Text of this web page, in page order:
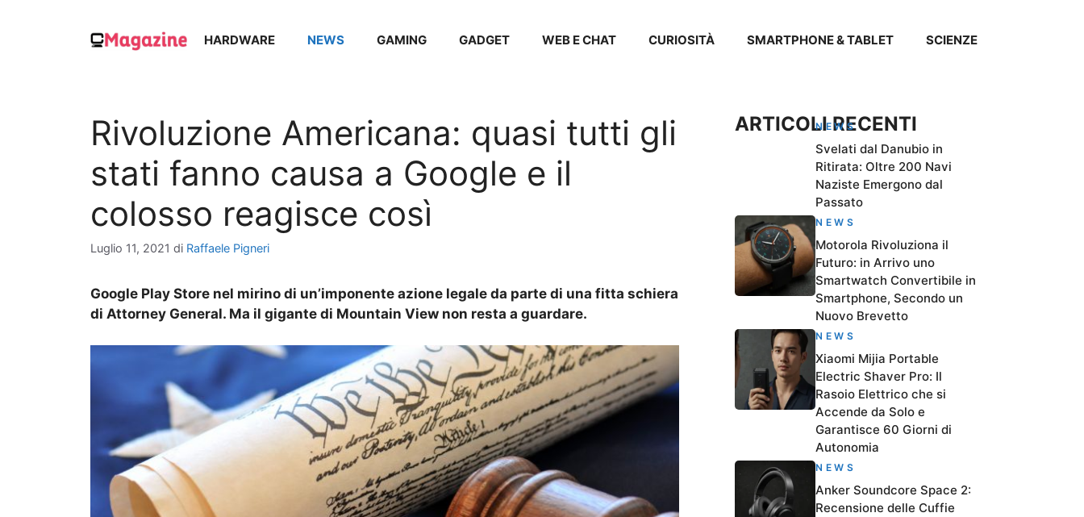
HARDWARE NEWS GAMING GADGET WEB E CHAT CURIOSITÀ SMARTPHONE & TABLET SCIENZE
Rivoluzione Americana: quasi tutti gli
stati fanno causa a Google e il
colosso reagisce così
Luglio 11, 2021 di Raffaele Pigneri
Google Play Store nel mirino di un’imponente azione legale da parte di una fitta schiera
di Attorney General. Ma il gigante di Mountain View non resta a guardare.
ARTICOLI RECENTI
NEWS
Svelati dal Danubio in
Ritirata: Oltre 200 Navi
Naziste Emergono dal
Passato
NEWS
Motorola Rivoluziona il
Futuro: in Arrivo uno
Smartwatch Convertibile in
Smartphone, Secondo un
Nuovo Brevetto
NEWS
Xiaomi Mijia Portable
Electric Shaver Pro: Il
Rasoio Elettrico che si
Accende da Solo e
Garantisce 60 Giorni di
Autonomia
NEWS
Anker Soundcore Space 2:
Recensione delle Cuffie